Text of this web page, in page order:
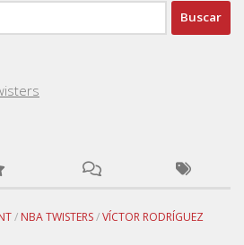
/ NBA TWISTERS/VÍCTOR RODRÍGUEZ